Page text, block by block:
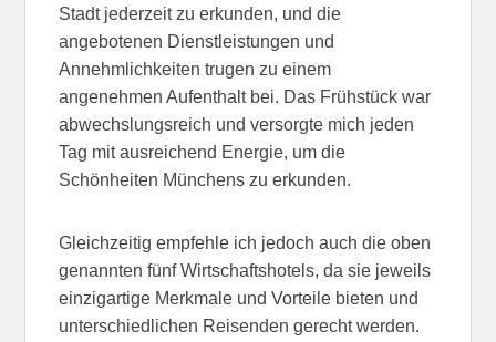
Stadt jederzeit zu erkunden, und die
angebotenen Dienstleistungen und
Annehmlichkeiten trugen zu einem
angenehmen Aufenthalt bei. Das Frühstück war
abwechslungsreich und versorgte mich jeden
Tag mit ausreichend Energie, um die
Schönheiten Münchens zu erkunden.
Gleichzeitig empfehle ich jedoch auch die oben
genannten fünf Wirtschaftshotels, da sie jeweils
einzigartige Merkmale und Vorteile bieten und
unterschiedlichen Reisenden gerecht werden.